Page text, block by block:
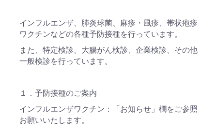
インフルエンザ、肺炎球菌、麻疹・風疹、帯状疱疹
ワクチンなどの各種予防接種を行っています。
また、特定検診、大腸がん検診、企業検診、その他
一般検診を行っています。
１．予防接種のご案内
インフルエンザワクチン：「お知らせ」欄をご参照
お願いいたします。